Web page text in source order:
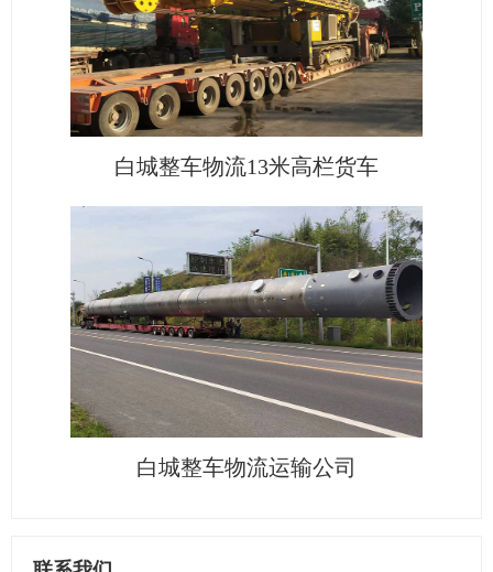
白城整车物流13米高栏货车
白城整车物流运输公司